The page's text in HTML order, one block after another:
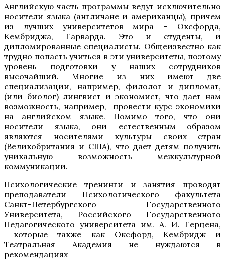
Английскую часть программы ведут исключительно
носители языка (англичане и американцы), причем
из лучших университетов мира – Оксфорда,
Кембриджа, Гарварда. Это и студенты, и
дипломированные специалисты. Общеизвестно как
трудно попасть учиться в эти университеты, поэтому
уровень подготовки у наших сотрудников
высочайший. Многие из них имеют две
специализации, например, филолог и дипломат,
(или биолог) лингвист и экономист, что дает нам
возможность, например, провести курс экономики
на английском языке. Помимо того, что они
носители языка, они естественным образом
являются носителями культуры своих стран
(Великобритания и США), что дает детям получить
уникальную возможность межкультурной
коммуникации.
Психологические тренинги и занятия проводят
преподаватели Психологического факультета
Санкт-Петербургского Государственного
Университета, Российского Государственного
Педагогического университета им. А. И. Герцена,
которые также как Оксфорд, Кембридж и
Театральная Академия не нуждаются в
рекомендациях